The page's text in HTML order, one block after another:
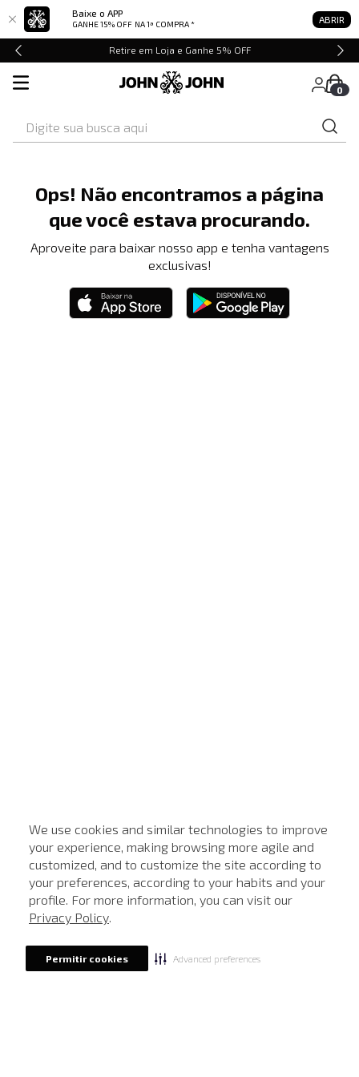
Baixe o APP
GANHE 15% OFF NA 1ª COMPRA * ABRIR
We use cookies and similar technologies to improve
your experience, making browsing more agile and
customized, and to customize the site according to
your preferences, according to your habits and your
profile. For more information, you can visit our
Privacy Policy.
Permitir cookies Advanced preferences
Retire em Loja e Ganhe 5% OFF
0
Ops! Não encontramos a página
que você estava procurando.
Aproveite para baixar nosso app e tenha vantagens
exclusivas!